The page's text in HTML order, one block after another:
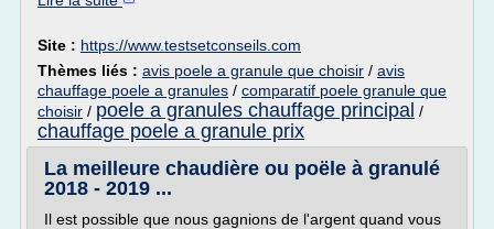
Site : https://www.testsetconseils.com
Thèmes liés : avis poele a granule que choisir / avis
chauffage poele a granules / comparatif poele granule que
choisir / poele a granules chauffage principal /
chauffage poele a granule prix
La meilleure chaudière ou poële à granulé
2018 - 2019 ...
Il est possible que nous gagnions de l'argent quand vous